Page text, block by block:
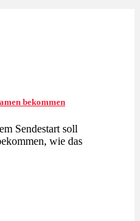
bekommen
Sendestart soll
wie das